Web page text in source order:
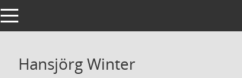
Toggle navigation
Hansjörg Winter